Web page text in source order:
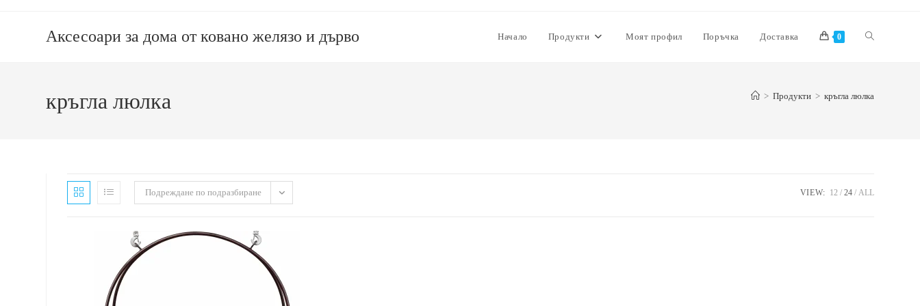
Аксесоари за дома от ковано желязо и дърво Начало Продукти Моят профил Поръчка Доставка 0
кръгла люлка > Продукти > кръгла люлка
Подреждане по подразбиране VIEW: 12 24 ALL